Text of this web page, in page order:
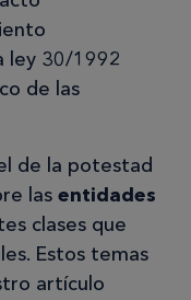
ley 30/1992
de las
de la potestad
las entidades
clases que
Estos temas
artículo